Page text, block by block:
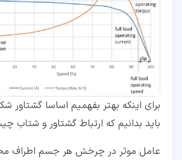
برای اینکه بهتر بفهمیم اساسا
باید بدانیم که ارتباط گشتاور و شتاب
عامل موثر در چرخش هر جسم اطراف